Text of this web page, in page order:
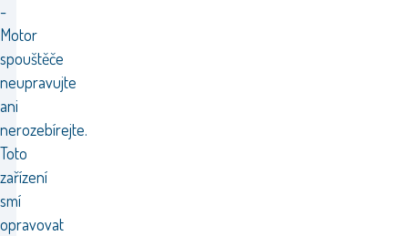
-
Motor
spouštěče
neupravujte
ani
nerozebírejte.
Toto
zařízení
smí
opravovat